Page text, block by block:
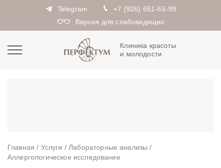
Telegram
+7 (926) 651-65-99
Версия для слабовидящих
Клиника красоты
и молодости
Главная / Услуги / Лабораторные анализы /
Аллергологическое исследование